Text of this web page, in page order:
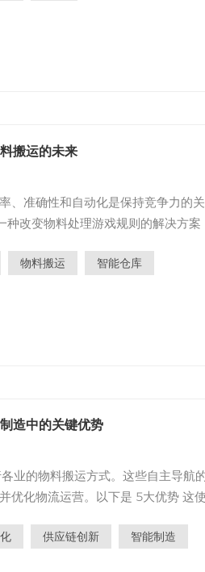
搬运的未来
、准确性和自动化是保持竞争力的关
改变物料处理游戏规则的解决方案
受益最大的行业 来自这项尖端技术
物料搬运 智能仓库
造中的关键优势
业的物料搬运方式。这些自主导航
优化物流运营。以下是 5大优势 这
速度提高 2-3 倍 与手动叉车相比（
供应链创新 智能制造